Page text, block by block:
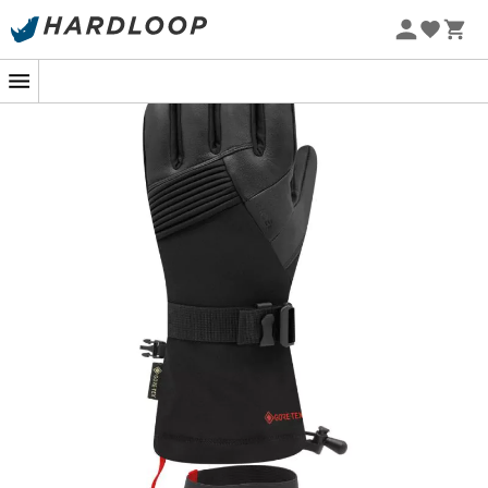
Promos d'été 🔥 -5 % EXTRA dès 2 produits* code Summer5
-5% Extra - Code Summer5